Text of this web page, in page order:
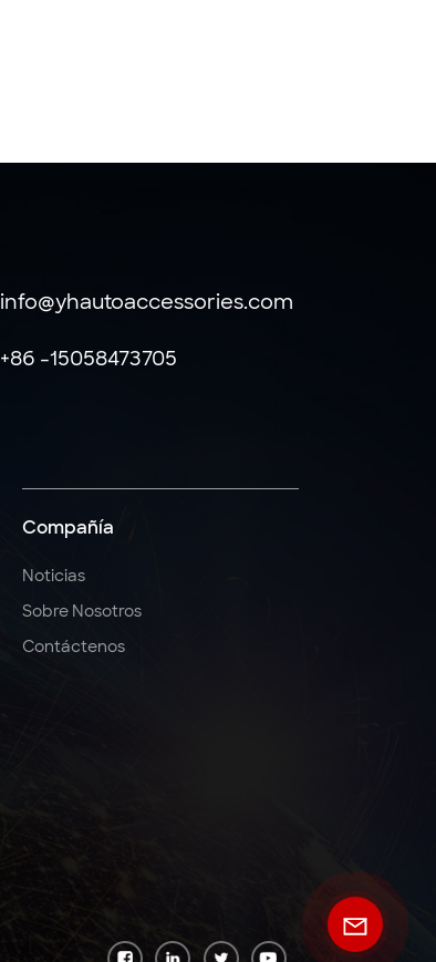
info@yhautoaccessories.com
+86 -15058473705
Compañía
Noticias
Sobre Nosotros
Contáctenos